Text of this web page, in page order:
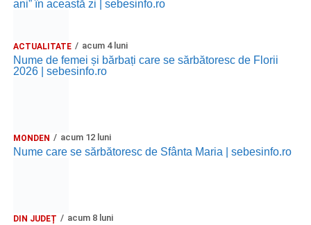
ani” în această zi | sebesinfo.ro
ACTUALITATE acum 4 luni
Nume de femei și bărbați care se sărbătoresc de Florii
2026 | sebesinfo.ro
MONDEN acum 12 luni
Nume care se sărbătoresc de Sfânta Maria | sebesinfo.ro
DIN JUDEȚ acum 8 luni